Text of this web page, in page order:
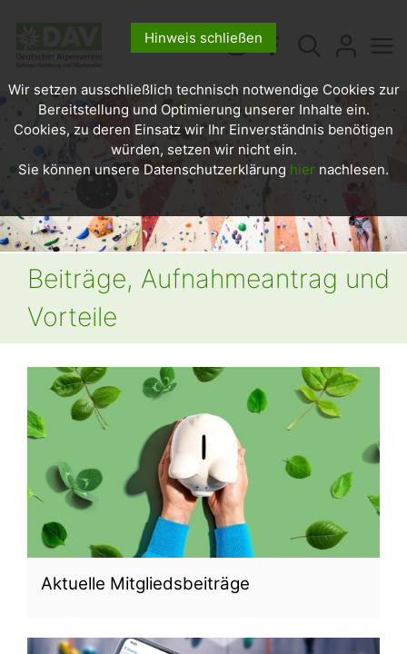
Beiträge, Aufnahmeantrag und
Vorteile
Aktuelle Mitgliedsbeiträge
Hinweis schließen
Wir setzen ausschließlich technisch notwendige Cookies zur
Bereitstellung und Optimierung unserer Inhalte ein.
Cookies, zu deren Einsatz wir Ihr Einverständnis benötigen
würden, setzen wir nicht ein.
Sie können unsere Datenschutzerklärung hier nachlesen.